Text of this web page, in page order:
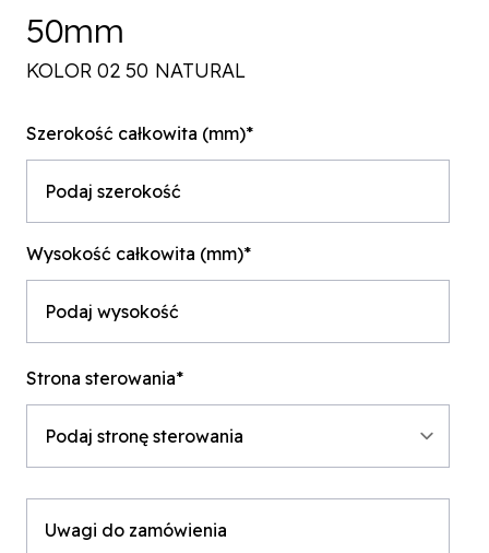
50mm
KOLOR 02 50 NATURAL
Szerokość całkowita (mm)*
Wysokość całkowita (mm)*
Strona sterowania*